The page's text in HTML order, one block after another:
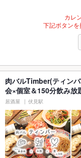
カレ
下記ボタンを
肉バルTimber(ティン
会×個室＆150分飲み放
居酒屋 伏見駅